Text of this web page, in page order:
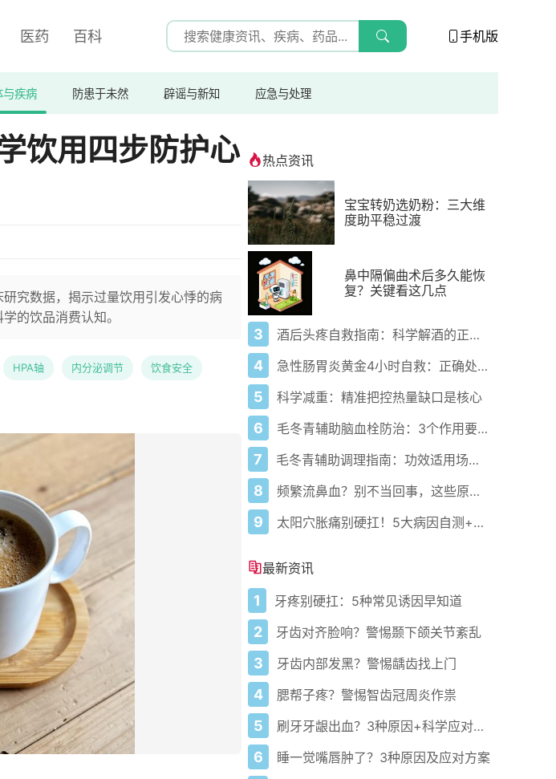
医药 百科 手机版
与疾病 防患于未然 辟谣与新知 应急与处理
饮用四步防护心
究数据，揭示过量饮用引发心悸的病
的饮品消费认知。
HPA轴 内分泌调节 饮食安全
热点资讯
宝宝转奶选奶粉：三大维
度助平稳过渡
鼻中隔偏曲术后多久能恢
复？关键看这几点
3 酒后头疼自救指南：科学解酒的正确打开方式
4 急性肠胃炎黄金4小时自救：正确处置与误区避坑关键
5 科学减重：精准把控热量缺口是核心
6 毛冬青辅助脑血栓防治：3个作用要清楚，别乱用药
7 毛冬青辅助调理指南：功效适用场景与禁忌需牢记
8 频繁流鼻血？别不当回事，这些原因要警惕
9 太阳穴胀痛别硬扛！5大病因自测+正确应对方法
最新资讯
1 牙疼别硬扛：5种常见诱因早知道
2 牙齿对齐脸响？警惕颞下颌关节紊乱
3 牙齿内部发黑？警惕龋齿找上门
4 腮帮子疼？警惕智齿冠周炎作祟
5 刷牙牙龈出血？3种原因+科学应对指南
6 睡一觉嘴唇肿了？3种原因及应对方案